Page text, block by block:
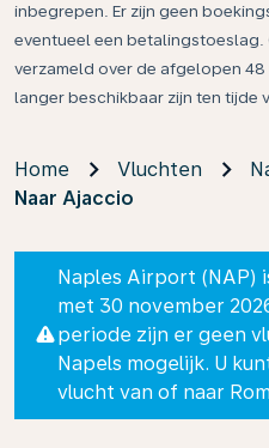
inbegrepen. Er zijn geen
eventueel een betalingstoeslag.
verzameld over de afgelopen
langer beschikbaar zijn ten tijde
Home Vluchten
Naar Ajaccio
Naples Airport (NAP)
met 30 november
periode zijn er geen
Napels mogelijk. U
vlucht van of naar